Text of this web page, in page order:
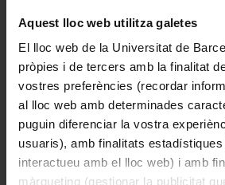
Aquest lloc web utilitza galetes
El lloc web de la Universitat de
pròpies i de tercers amb la finalitat
vostres preferències (recordar
al lloc web amb determinades
puguin diferenciar la vostra
usuaris), amb finalitats
interactueu amb el lloc web) i amb
màrqueting (gestionar la publicitat
Reserva d'espais
Oficina d'Afers Generals
Lloguer d'espais
Escola d'Idiomes Moderns